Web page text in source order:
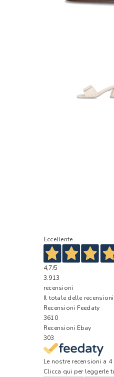
Eccellente
4,7/5
3.913
recensioni
Il totale delle
Recensioni Feedaty
3610
Recensioni Ebay
303
Le nostre recensioni a 4
Clicca qui per leggerle